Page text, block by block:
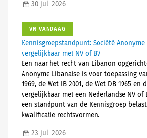
30 juli 2026
VN VANDAAG
Kennisgroepstandpunt: Société Anonyme
vergelijkbaar met NV of BV
Een naar het recht van Libanon
Anonyme Libanaise is voor toepassing
1969, de Wet IB 2001, de Wet DB 1965 en
vergelijkbaar met een Nederlandse NV of
een standpunt van de Kennisgroep
kwalificatie rechtsvormen.
23 juli 2026